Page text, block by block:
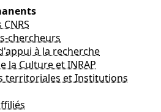
chercheurs
à la recherche
la Culture et INRAP
territoriales et Institutions